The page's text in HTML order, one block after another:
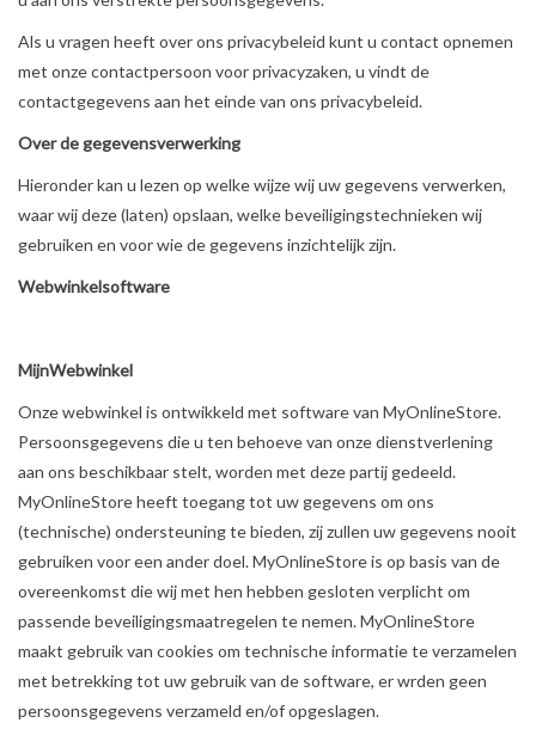
Als u vragen heeft over ons privacybeleid kunt u contact opnemen
met onze contactpersoon voor privacyzaken, u vindt de
contactgegevens aan het einde van ons privacybeleid.
Over de gegevensverwerking
Hieronder kan u lezen op welke wijze wij uw gegevens verwerken,
waar wij deze (laten) opslaan, welke beveiligingstechnieken wij
gebruiken en voor wie de gegevens inzichtelijk zijn.
Webwinkelsoftware
MijnWebwinkel
Onze webwinkel is ontwikkeld met software van MyOnlineStore.
Persoonsgegevens die u ten behoeve van onze dienstverlening
aan ons beschikbaar stelt, worden met deze partij gedeeld.
MyOnlineStore heeft toegang tot uw gegevens om ons
(technische) ondersteuning te bieden, zij zullen uw gegevens nooit
gebruiken voor een ander doel. MyOnlineStore is op basis van de
overeenkomst die wij met hen hebben gesloten verplicht om
passende beveiligingsmaatregelen te nemen. MyOnlineStore
maakt gebruik van cookies om technische informatie te verzamelen
met betrekking tot uw gebruik van de software, er wrden geen
persoonsgegevens verzameld en/of opgeslagen.